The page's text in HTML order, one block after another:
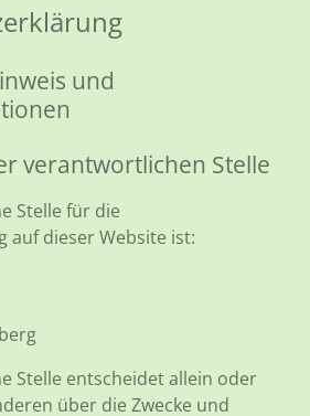
und
verantwortlichen Stelle
Stelle für die
auf dieser Website ist:
Stelle entscheidet allein oder
über die Zwecke und